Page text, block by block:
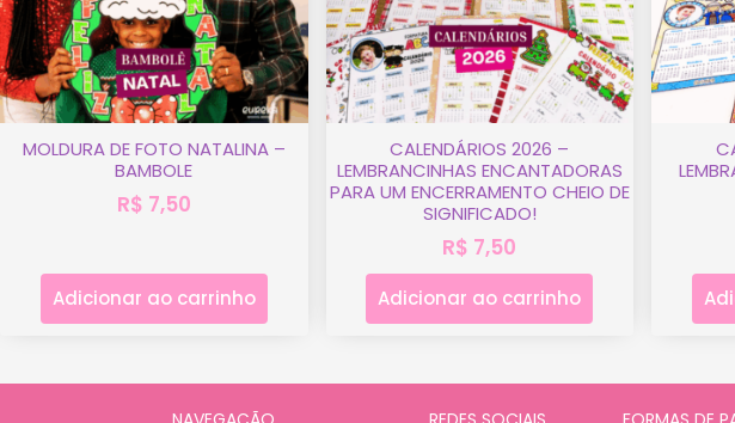
MOLDURA DE FOTO NATALINA –
BAMBOLE
R$ 7,50
Adicionar ao carrinho
CALENDÁRIOS 2026 –
LEMBRANCINHAS ENCANTADORAS
PARA UM ENCERRAMENTO CHEIO DE
SIGNIFICADO!
R$ 7,50
Adicionar ao carrinho